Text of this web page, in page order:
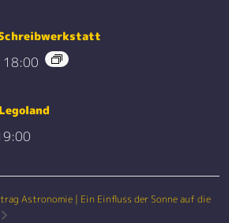
18:00
Astronomie | Ein Einfluss der Sonne auf die